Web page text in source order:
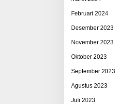
Februari 2024
Desember 2023
November 2023
Oktober 2023
September 2023
Agustus 2023
Juli 2023